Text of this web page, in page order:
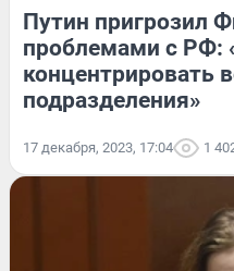
Путин пригрозил
проблемами с РФ:
концентрировать
подразделения»
17 декабря, 2023, 17:04 1